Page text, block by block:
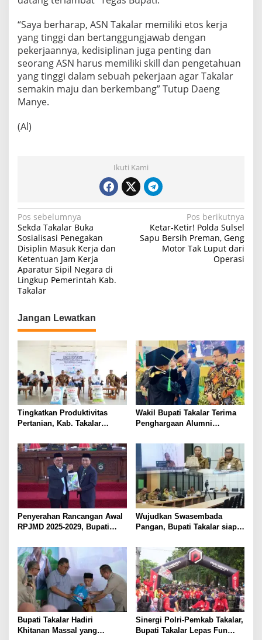
A
S
N
“Saya berharap, ASN Takalar memiliki etos kerja
yang tinggi dan bertanggungjawab dengan
pekerjaannya, kedisiplinan juga penting dan
seorang ASN harus memiliki skill dan pengetahuan
yang tinggi dalam sebuah pekerjaan agar Takalar
semakin maju dan berkembang” Tutup Daeng
Manye.
(Al)
Ikuti Kami
N
a
v
i
g
s
i
p
o
s
Pos sebelumnya
Sekda Takalar Buka
Sosialisasi Penegakan
Disiplin Masuk Kerja dan
Ketentuan Jam Kerja
Aparatur Sipil Negara di
Lingkup Pemerintah Kab.
Takalar
Pos berikutnya
Ketar-Ketir! Polda Sulsel
Sapu Bersih Preman, Geng
Motor Tak Luput dari
Operasi
Jangan Lewatkan
Tingkatkan Produktivitas
Pertanian, Kab. Takalar
Subsidi Tahun 2025 sebanyak
29 Ribu Ton
Wakil Bupati Takalar Terima
Penghargaan Alumni
Makassar
Penyerahan Rancangan Awal
RPJMD 2025-2029, Bupati
Membangun Takalar dalam
Muwujudkan Kesejahteraan
Masyarakat
Wujudkan Swasembada
Pangan, Bupati Takalar siap
Provinsi terkait Optimalisasi
Lahan dan Bantuan Alsintan
Bupati Takalar Hadiri
Khitanan Massal yang
Sinergi Polri-Pemkab Takalar,
Bupati Takalar Lepas Fun